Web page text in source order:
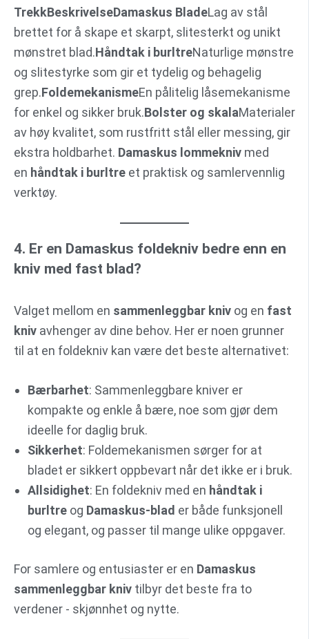
TrekkBeskrivelseDamaskus BladeLag av stål
brettet for å skape et skarpt, slitesterkt og unikt
mønstret blad.Håndtak i burltreNaturlige mønstre
og slitestyrke som gir et tydelig og behagelig
grep.FoldemekanismeEn pålitelig låsemekanisme
for enkel og sikker bruk.Bolster og skalaMaterialer
av høy kvalitet, som rustfritt stål eller messing, gir
ekstra holdbarhet. Damaskus lommekniv med
en håndtak i burltre et praktisk og samlervennlig
verktøy.
4. Er en Damaskus foldekniv bedre enn en
kniv med fast blad?
Valget mellom en sammenleggbar kniv og en fast
kniv avhenger av dine behov. Her er noen grunner
til at en foldekniv kan være det beste alternativet:
Bærbarhet: Sammenleggbare kniver er
kompakte og enkle å bære, noe som gjør dem
ideelle for daglig bruk.
Sikkerhet: Foldemekanismen sørger for at
bladet er sikkert oppbevart når det ikke er i bruk.
Allsidighet: En foldekniv med en håndtak i
burltre og Damaskus-blad er både funksjonell
og elegant, og passer til mange ulike oppgaver.
For samlere og entusiaster er en Damaskus
sammenleggbar kniv tilbyr det beste fra to
verdener - skjønnhet og nytte.